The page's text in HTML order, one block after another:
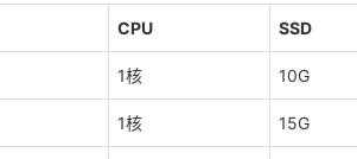
CPU SSD
1核 10G
1核 15G